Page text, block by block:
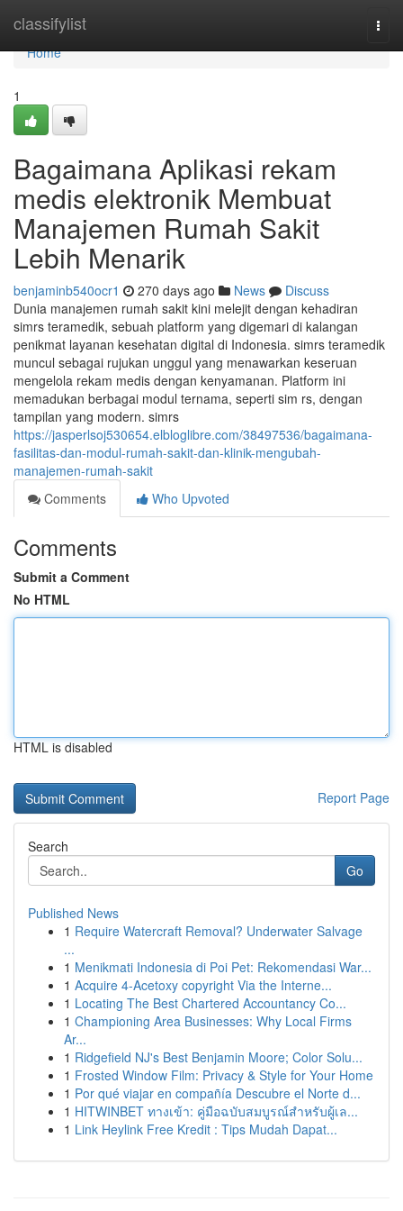
classifylist
Home
Home
1
Bagaimana Aplikasi rekam
medis elektronik Membuat
Manajemen Rumah Sakit
Lebih Menarik
benjaminb540ocr1 270 days ago News
Discuss
Dunia manajemen rumah sakit kini melejit dengan kehadiran
simrs teramedik, sebuah platform yang digemari di kalangan
penikmat layanan kesehatan digital di Indonesia. simrs teramedik
muncul sebagai rujukan unggul yang menawarkan keseruan
mengelola rekam medis dengan kenyamanan. Platform ini
memadukan berbagai modul ternama, seperti sim rs, dengan
tampilan yang modern. simrs
https://jasperlsoj530654.elbloglibre.com/38497536/bagaimana-
fasilitas-dan-modul-rumah-sakit-dan-klinik-mengubah-
manajemen-rumah-sakit
Comments
Who Upvoted
Comments
Submit a Comment
No HTML
HTML is disabled
Report Page
Search
Go
Published News
1 Require Watercraft Removal? Underwater Salvage
...
1 Menikmati Indonesia di Poi Pet: Rekomendasi War...
1 Acquire 4-Acetoxy copyright Via the Interne...
1 Locating The Best Chartered Accountancy Co...
1 Championing Area Businesses: Why Local Firms
Ar...
1 Ridgefield NJ's Best Benjamin Moore; Color Solu...
1 Frosted Window Film: Privacy & Style for Your Home
1 Por qué viajar en compañía Descubre el Norte d...
1 HITWINBET ทางเข้า: คู่มือฉบับสมบูรณ์สำหรับผู้เล...
1 Link Heylink Free Kredit : Tips Mudah Dapat...